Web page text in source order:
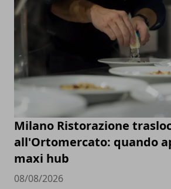
Milano Ristorazione
all'Ortomercato: quando
maxi hub
08/08/2026